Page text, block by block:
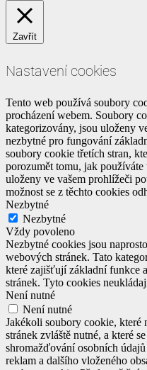
Zavřít
Nastavení cookies
Tento web používá soubory
procházení webem. Soubory
kategorizovány, jsou uloženy
nezbytné pro fungování
soubory cookie třetích stran,
porozumět tomu, jak používáte
uloženy ve vašem prohlížeči
možnost se z těchto cookies
Nezbytné
Nezbytné
Vždy povoleno
Nezbytné cookies jsou
webových stránek. Tato
které zajišťují základní funkce
stránek. Tyto cookies
Není nutné
Není nutné
Jakékoli soubory cookie,
stránek zvláště nutné, a které
shromažďování osobních
reklam a dalšího vloženého